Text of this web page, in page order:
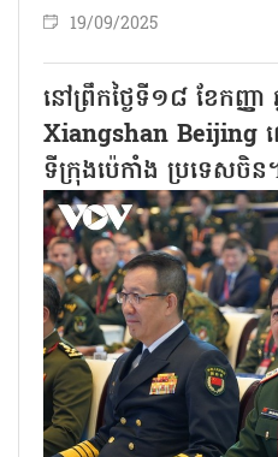
19/09/2025
នៅព្រឹកថ្ងៃទី១៨ ខែកញ្ញា
Xiangshan Beijing
ទីក្រុងប៉េកាំង ប្រទេសចិន